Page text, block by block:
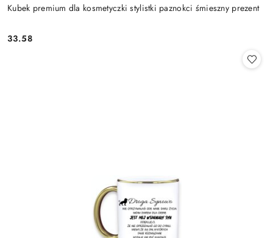
Kubek premium dla kosmetyczki stylistki paznokci śmieszny prezent
Cena:
33.58